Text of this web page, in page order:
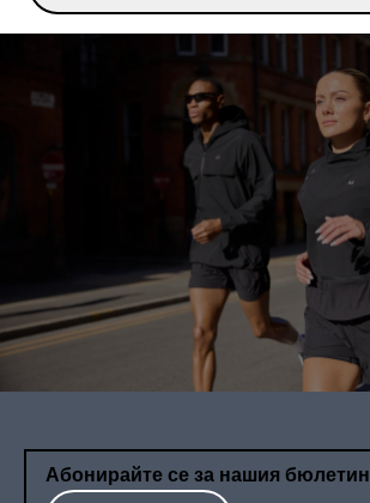
Абонирайте се за нашия бюлетин